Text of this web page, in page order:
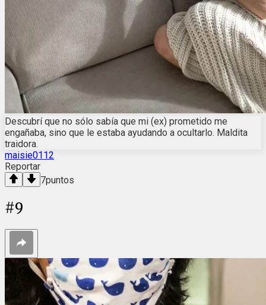
Descubrí que no sólo sabía que mi (ex) prometido me
engañaba, sino que le estaba ayudando a ocultarlo. Maldita
traidora.
maisie0112
Reportar
7puntos
#9